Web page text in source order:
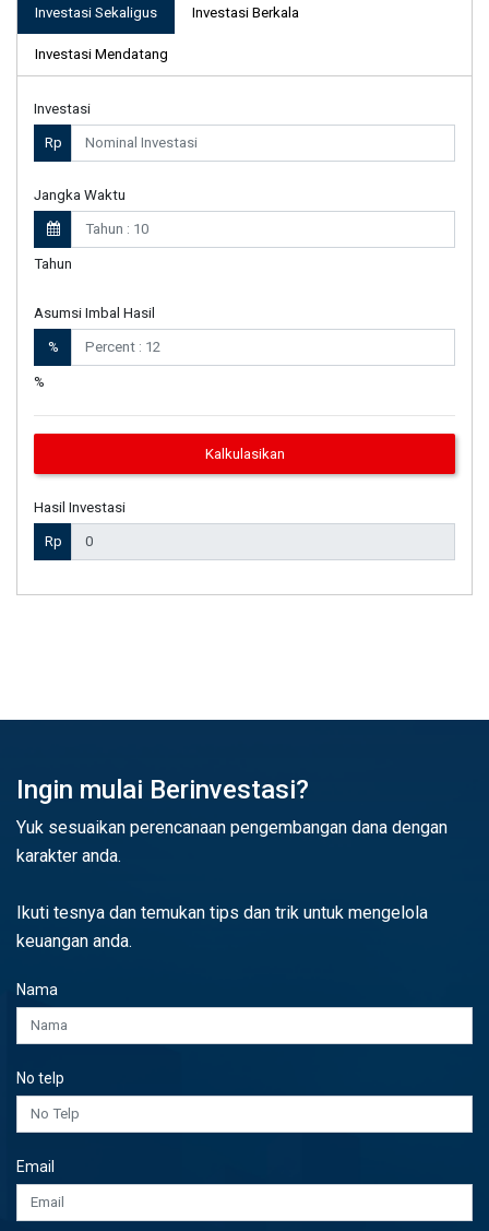
Investasi Sekaligus Investasi Berkala
Investasi Mendatang
Investasi
Rp
Jangka Waktu
Tahun
Asumsi Imbal Hasil
%
%
Kalkulasikan
Hasil Investasi
Rp
Ingin mulai Berinvestasi?
Yuk sesuaikan perencanaan pengembangan dana dengan
karakter anda.
Ikuti tesnya dan temukan tips dan trik untuk mengelola
keuangan anda.
Nama
No telp
Email